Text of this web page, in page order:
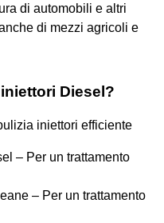
di automobili e altri
di mezzi agricoli e
Diesel?
iniettori efficiente
– Per un trattamento
– Per un trattamento